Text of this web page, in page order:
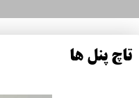
تاچ پنل ها